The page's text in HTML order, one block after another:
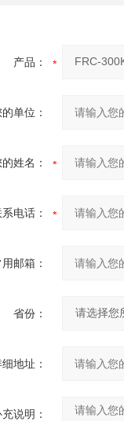
产品：
单位：
姓名：
电话：
邮箱：
省份：
地址：
说明：